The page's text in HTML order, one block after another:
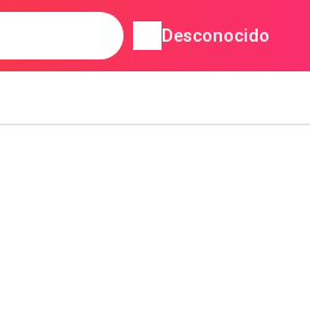
Desconocido